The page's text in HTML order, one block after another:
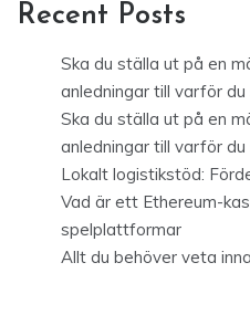
Recent Posts
Ska du ställa ut på en
anledningar till varför
Ska du ställa ut på en
anledningar till varför
Lokalt logistikstöd:
Vad är ett Ethereum-
spelplattformar
Allt du behöver veta